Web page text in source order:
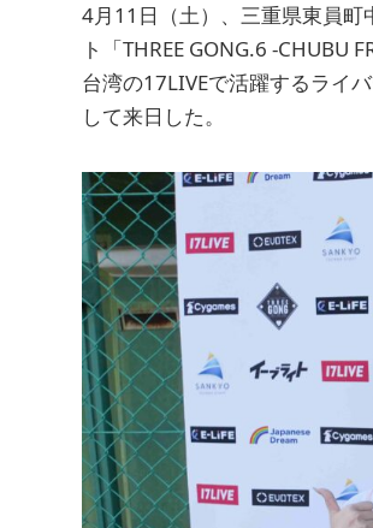
4月11日（土）、三重県東員
ト「THREE GONG.6 -CHUBU
台湾の17LIVEで活躍するライ
して来日した。